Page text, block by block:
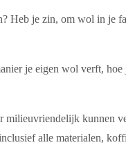
je zin, om wol in je
je eigen wol verft,
kunnen
alle materialen,